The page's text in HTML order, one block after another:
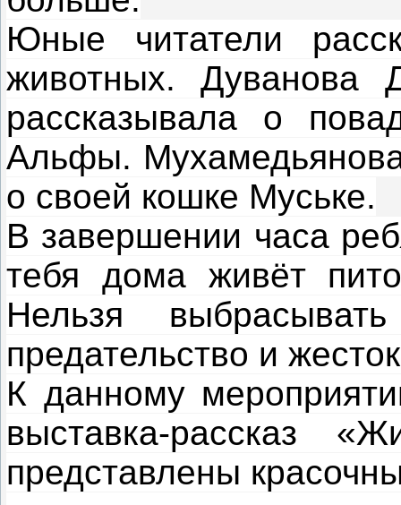
Юные читатели
животных. Дуванова
рассказывала о
Альфы.
о своей кошке Муське.
В завершении часа
тебя дома живёт
Нельзя
предательство и
К данному
выставка-рассказ
представлены